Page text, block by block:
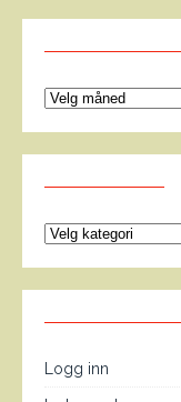
Logg inn